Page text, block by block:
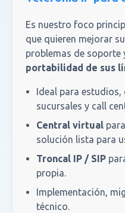
Es nuestro foco
que quieren mejorar
problemas de soporte
portabilidad de sus
Ideal para
sucursales y call
Central virtual
solución lista para
Troncal IP / SIP
propia.
Implementación,
técnico.